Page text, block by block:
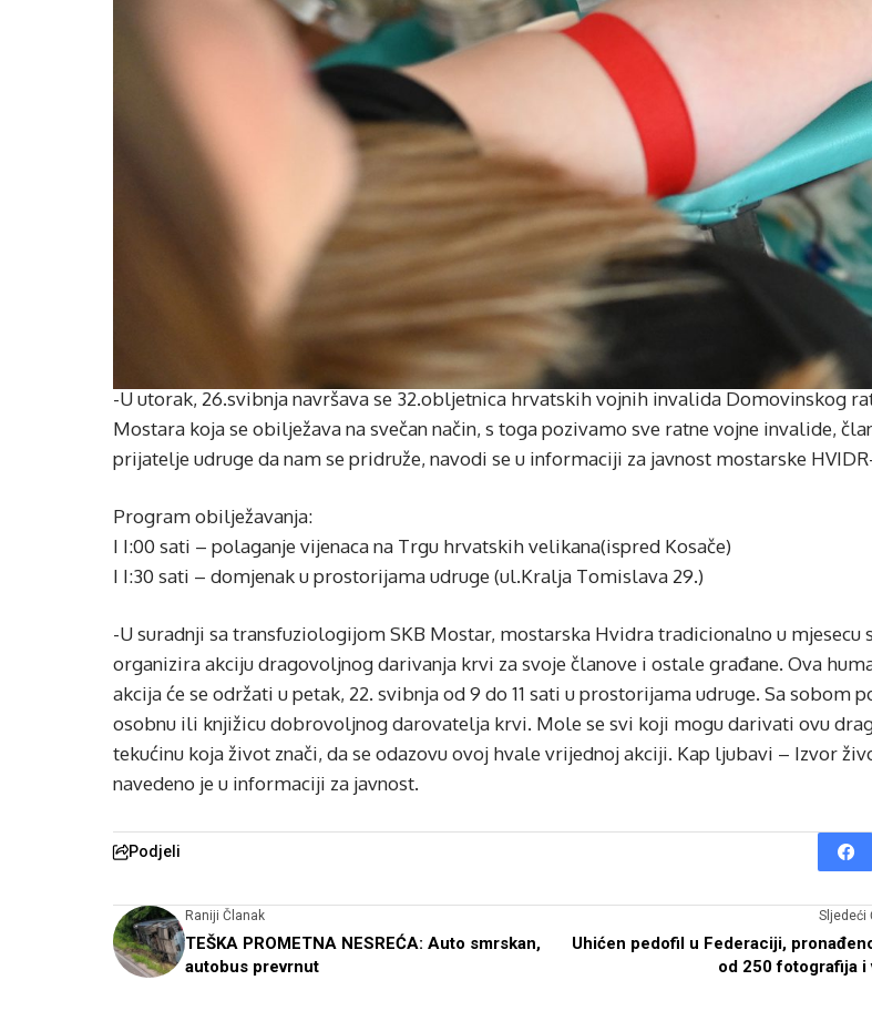
-U utorak, 26.svibnja navršava se 32.obljetnica hrvatskih vojnih invalida Domovinskog
Mostara koja se obilježava na svečan način, s toga pozivamo sve ratne vojne invalide,
prijatelje udruge da nam se pridruže, navodi se u informaciji za javnost mostarske
Program obilježavanja:
I I:00 sati – polaganje vijenaca na Trgu hrvatskih velikana(ispred Kosače)
I I:30 sati – domjenak u prostorijama udruge (ul.Kralja Tomislava 29.)
-U suradnji sa transfuziologijom SKB Mostar, mostarska Hvidra tradicionalno u mjesecu
organizira akciju dragovoljnog darivanja krvi za svoje članove i ostale građane. Ova
akcija će se održati u petak, 22. svibnja od 9 do 11 sati u prostorijama udruge. Sa sobom
osobnu ili knjižicu dobrovoljnog darovatelja krvi. Mole se svi koji mogu darivati ovu
tekućinu koja život znači, da se odazovu ovoj hvale vrijednoj akciji. Kap ljubavi – Izvor
navedeno je u informaciji za javnost.
Podjeli
Raniji Članak
TEŠKA PROMETNA NESREĆA: Auto smrskan,
autobus prevrnut
Sljedeći
Uhićen pedofil u Federaciji,
od 250 fotografija i